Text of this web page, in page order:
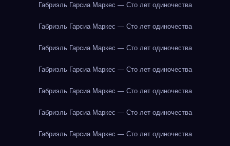
Габриэль Гарсиа Маркес — Сто лет одиночества
Габриэль Гарсиа Маркес — Сто лет одиночества
Габриэль Гарсиа Маркес — Сто лет одиночества
Габриэль Гарсиа Маркес — Сто лет одиночества
Габриэль Гарсиа Маркес — Сто лет одиночества
Габриэль Гарсиа Маркес — Сто лет одиночества
Габриэль Гарсиа Маркес — Сто лет одиночества